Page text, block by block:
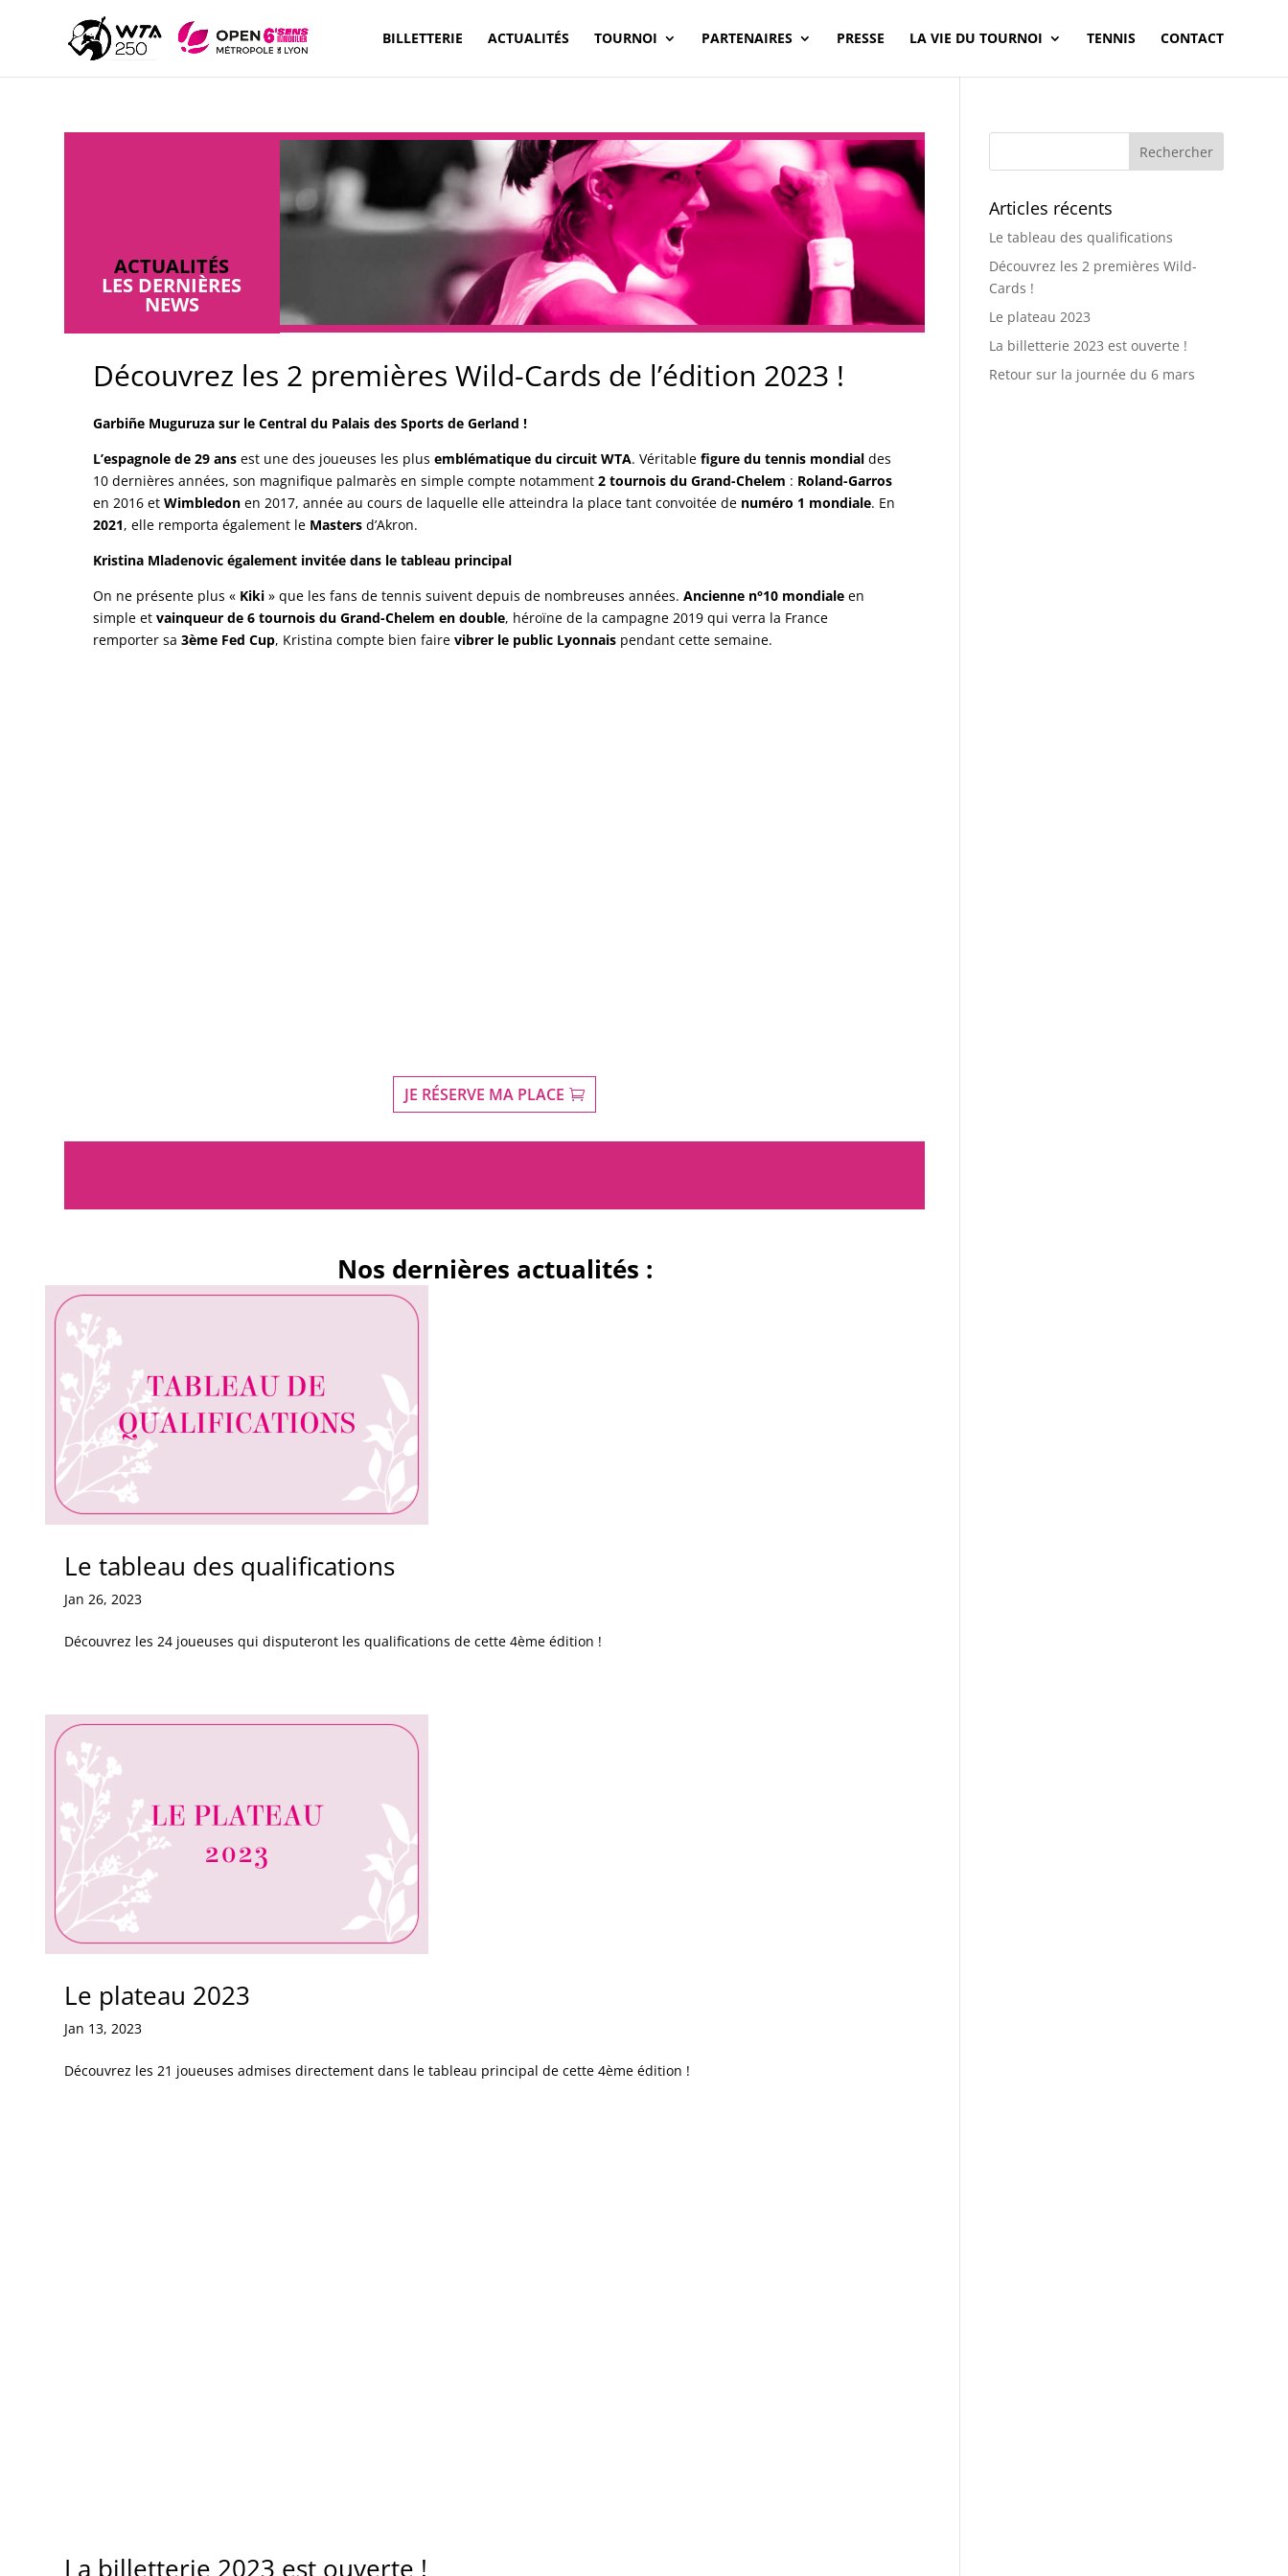
BILLETTERIE ACTUALITÉS TOURNOI PARTENAIRES PRESSE LA VIE DU TOURNOI TENNIS CONTACT
ACTUALITÉS
LES DERNIÈRES
NEWS
Découvrez les 2 premières Wild-Cards de l’édition 2023 !
Garbiñe Muguruza sur le Central du Palais des Sports de Gerland !
L’espagnole de 29 ans est une des joueuses les plusemblématique du circuit WTA. Véritablefigure du tennis mondial des
10 dernières années, son magnifique palmarès en simple compte notamment2 tournois du Grand-Chelem : Roland-Garros
en 2016 etWimbledon en 2017, année au cours de laquelle elle atteindra la place tant convoitée de numéro 1 mondiale. En
2021, elle remporta également le Masters d’Akron.
Kristina Mladenovic également invitée dans le tableau principal
On ne présente plus « Kiki » que les fans de tennis suivent depuis de nombreuses années.Ancienne n°10 mondiale en
simple etvainqueur de 6 tournois du Grand-Chelem en double, héroïne de la campagne 2019 qui verra la France
remporter sa3ème Fed Cup, Kristina compte bien fairevibrer le public Lyonnais pendant cette semaine.
JE RÉSERVE MA PLACE
Nos dernières actualités :
Le tableau des qualifications
Jan 26, 2023
Découvrez les 24 joueuses qui disputeront les qualifications de cette 4ème édition !
Le plateau 2023
Jan 13, 2023
Découvrez les 21 joueuses admises directement dans le tableau principal de cette 4ème édition !
La billetterie 2023 est ouverte !
Articles récents
Le tableau des qualifications
Découvrez les 2 premières Wild-
Cards !
Le plateau 2023
La billetterie 2023 est ouverte !
Retour sur la journée du 6 mars